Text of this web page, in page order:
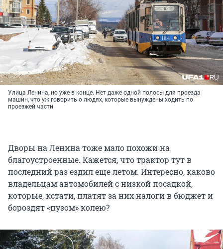
Улица Ленина, но уже в конце. Нет даже одной полосы для проезда
машин, что уж говорить о людях, которые вынуждены ходить по
проезжей части
Дворы на Ленина тоже мало похожи на
благоустроенные. Кажется, что трактор тут в
последний раз ездил еще летом. Интересно, каково
владельцам автомобилей с низкой посадкой,
которые, кстати, платят за них налоги в бюджет и
бороздят «пузом» колею?